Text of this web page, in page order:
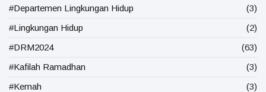
#Departemen Lingkungan Hidup
(3)
#Lingkungan Hidup
(2)
#DRM2024
(63)
#Kafilah Ramadhan
(3)
#Kemah
(3)